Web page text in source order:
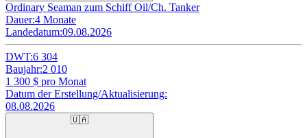
Ordinary Seaman zum Schiff Oil/Ch. Tanker
Dauer:4 Monate
Landedatum:09.08.2026
DWT:6 304
Baujahr:2 010
1 300 $ pro Monat
Datum der Erstellung/Aktualisierung:
08.08.2026
🇺🇦